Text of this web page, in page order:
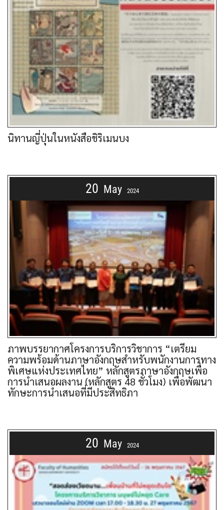
นิทานญี่ปุ่นในหนังสือชิริเมนบง
20 May 2024
ภาพบรรยากาศโครงการบริการวิชาการ “เตรียม
ความพร้อมด้านภาษาอังกฤษสำหรับพนักงานการทาง
พิเศษแห่งประเทศไทย” หลักสูตรภาษาอังกฤษเพื่อ
การนำเสนอผลงาน (หลักสูตร 48 ชั่วโมง) เพื่อพัฒนา
ทักษะการนำเสนอที่มีประสิทธิภา
20 May 2024